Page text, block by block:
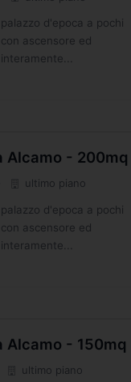
d'epoca a pochi
ascensore ed
Alcamo - 200mq
ultimo piano
d'epoca a pochi
ascensore ed
Alcamo - 150mq
ultimo piano